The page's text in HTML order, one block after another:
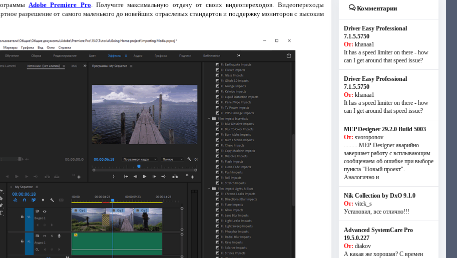
Adobe Premiere Pro . Получите максимальную отдачу от своих видеопереходов. Видеопереходы
разрешение от самого маленького до новейших отраслевых стандартов и поддержку мониторов с высоким
Комментарии
Driver Easy Professional
7.1.5.5750
От: khanaa1
It has a speed limiter on there - how
can I get around that speed issue?
Driver Easy Professional
7.1.5.5750
От: khanaa1
It has a speed limiter on there - how
can I get around that speed issue?
MEP Designer 29.2.0 Build 5003
От: svoroponov
..........MEP Designer аварийно
завершает работу с всплывающим
сообщением об ошибке при выборе
пункта "Новый проект".
Аналогично и
Nik Collection by DxO 9.1.0
От: vitek_s
Установил, все отлично!!!
Advanced SystemCare Pro
19.5.0.227
От: diakov
А какая же хорошая? С времен